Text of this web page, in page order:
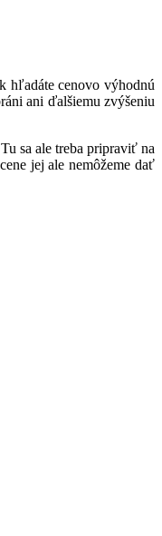
hľadáte cenovo výhodnú
ani ďalšiemu zvýšeniu
sa ale treba pripraviť na
jej ale nemôžeme dať